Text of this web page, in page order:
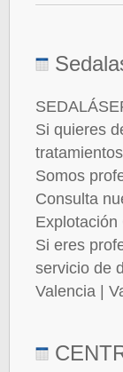
Si quieres
Somos
Consulta
Si eres
servicio de
Valencia |